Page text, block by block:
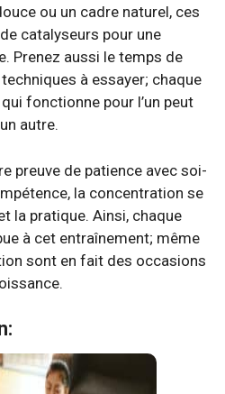
ou un cadre naturel, ces
catalyseurs pour une
Prenez aussi le temps de
à essayer; chaque
fonctionne pour l’un peut
autre.
preuve de patience avec soi-
la concentration se
la pratique. Ainsi, chaque
à cet entraînement; même
sont en fait des occasions